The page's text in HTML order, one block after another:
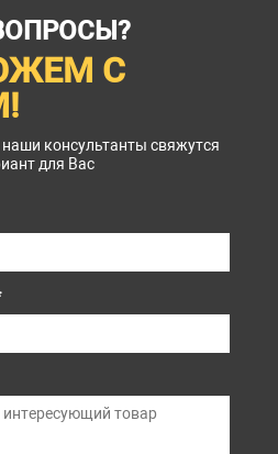
С
консультанты свяжутся
для Вас